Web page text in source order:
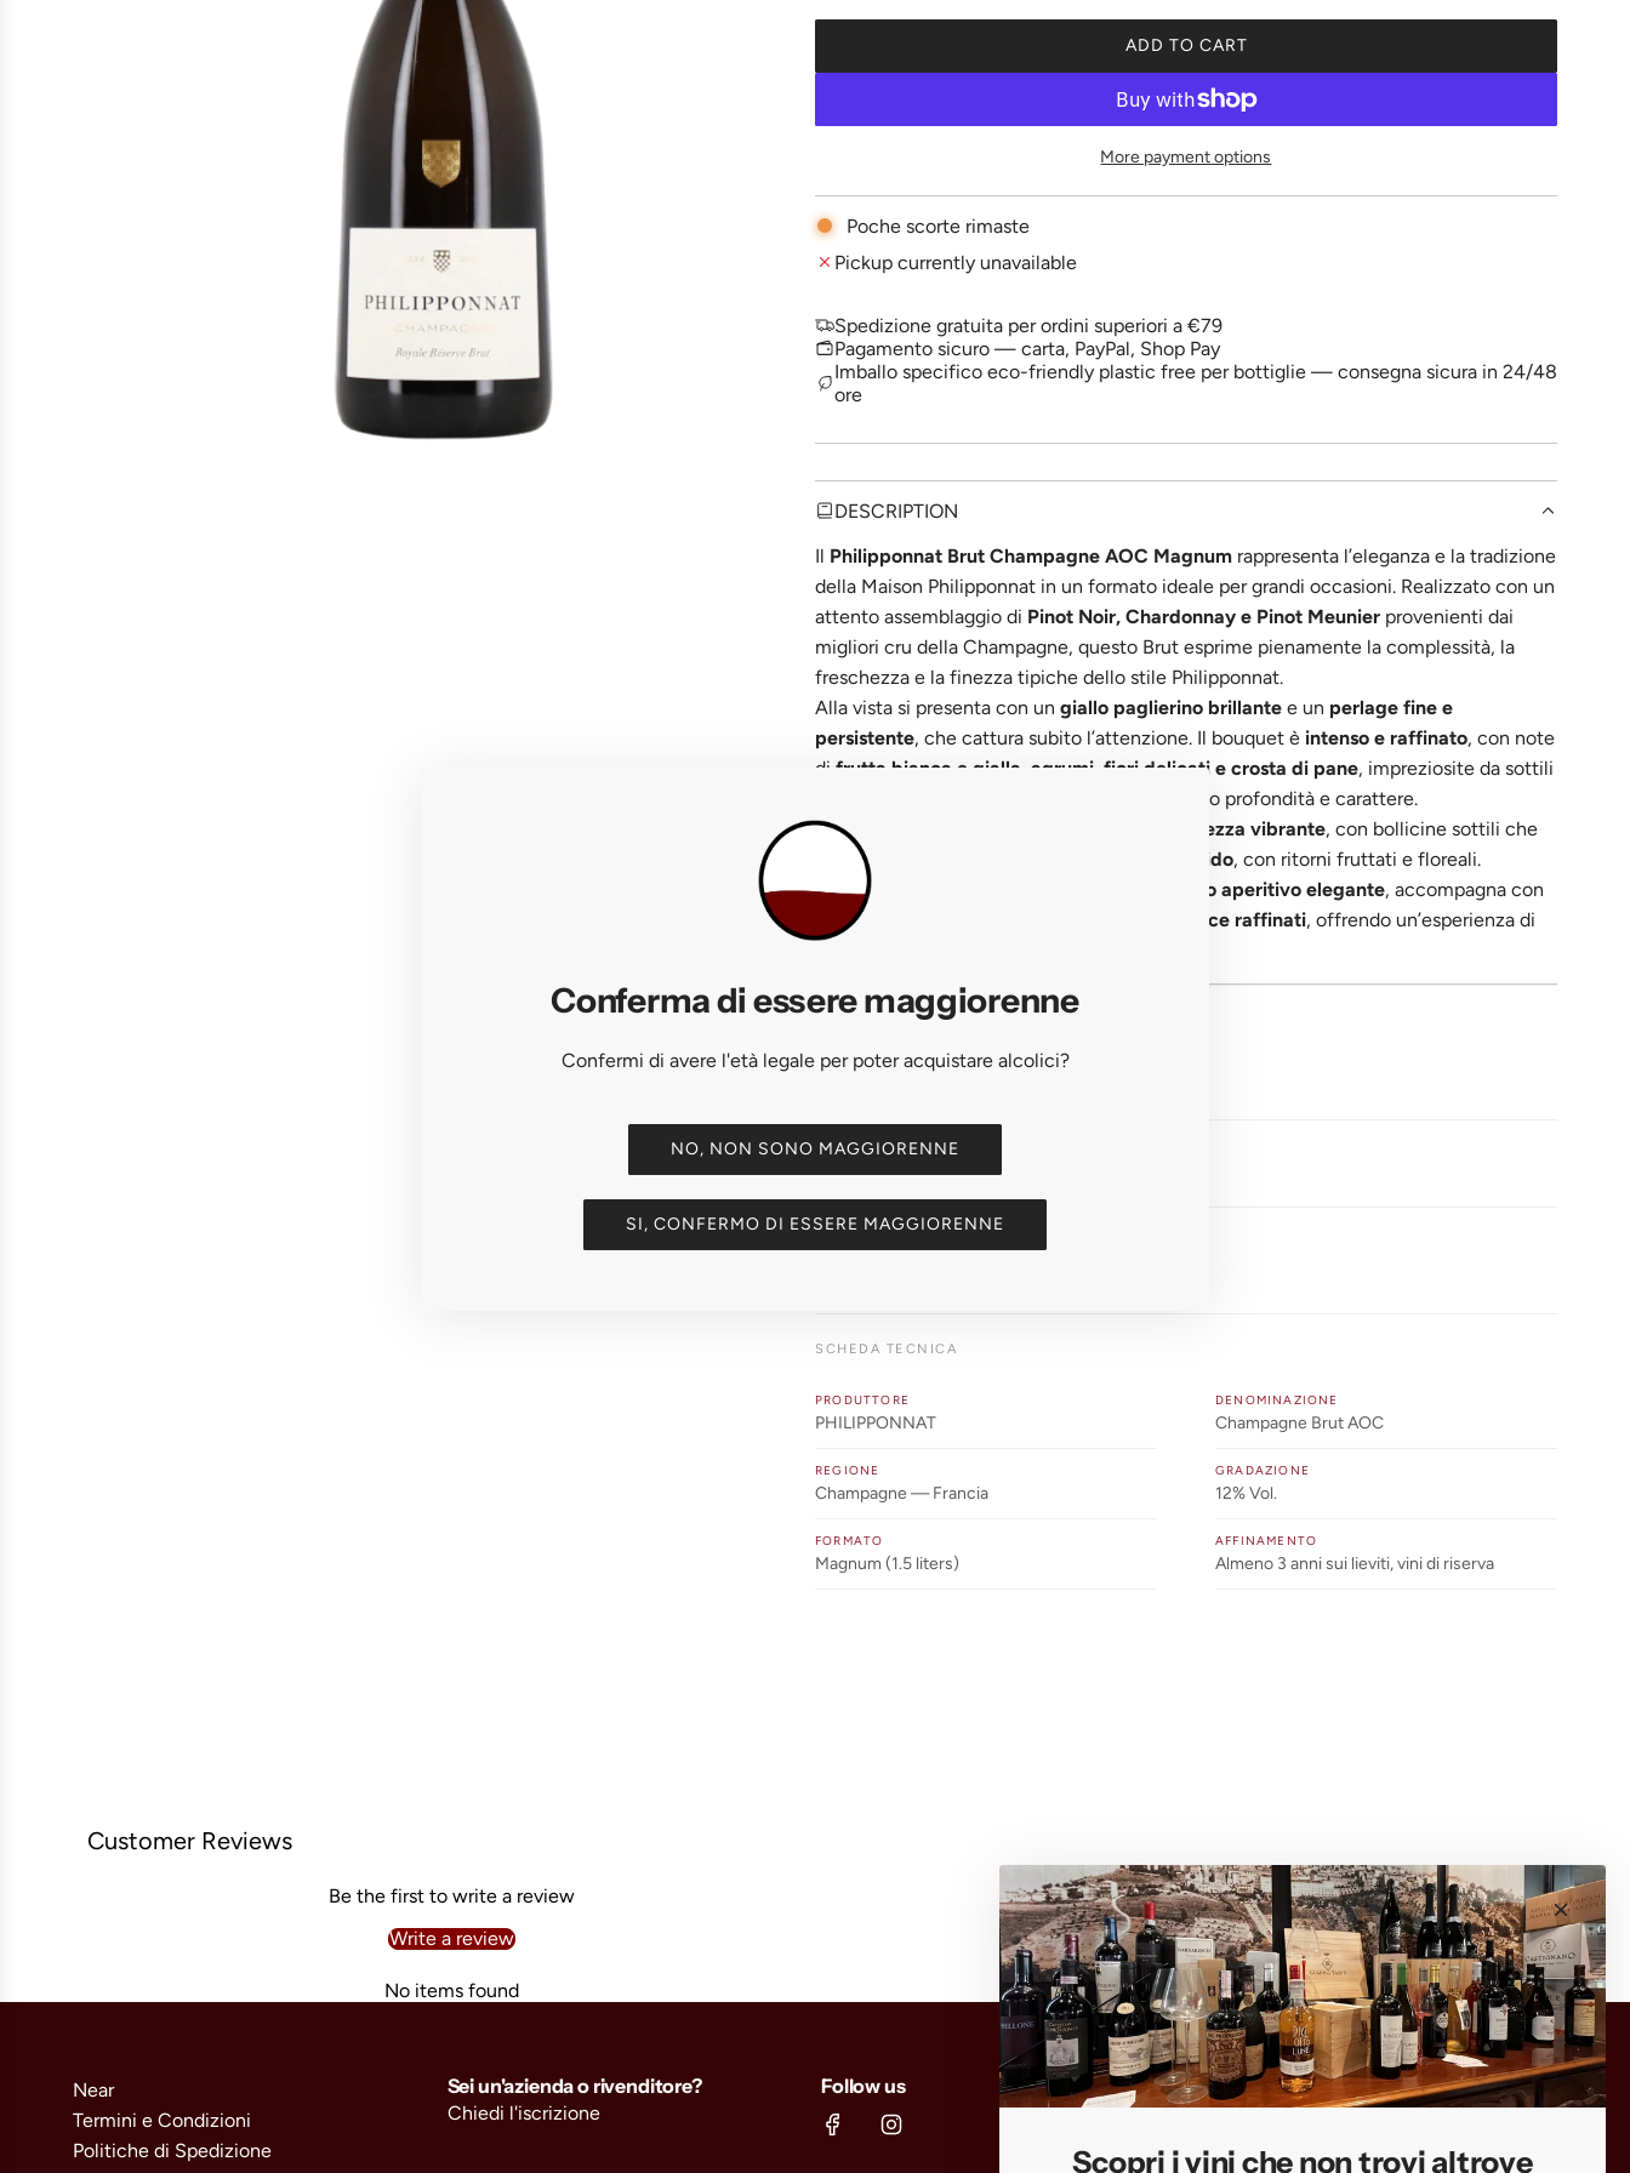
p
i
c
ADD TO CART
L
A
I
More payment options
Poche scorte rimaste
Pickup currently unavailable
Spedizione gratuita per ordini superiori a €79
Pagamento sicuro — carta, PayPal, Shop Pay
Imballo specifico eco-friendly plastic free per bottiglie — consegna sicura in 24/48
ore
DESCRIPTION
Il Philipponnat Brut Champagne AOC Magnum rappresenta l’eleganza e la tradizione
della Maison Philipponnat in un formato ideale per grandi occasioni. Realizzato con un
attento assemblaggio di Pinot Noir, Chardonnay e Pinot Meunier provenienti dai
migliori cru della Champagne, questo Brut esprime pienamente la complessità, la
freschezza e la finezza tipiche dello stile Philipponnat.
Alla vista si presenta con un giallo paglierino brillante e un perlage fine e
persistente, che cattura subito l’attenzione. Il bouquet è intenso e raffinato, con note
di frutta bianca e gialla, agrumi, fiori delicati e crosta di pane, impreziosite da sottili
accenni minerali e tostati che ne arricchiscono profondità e carattere.
Al palato rivela
cremosità, equilibrio e freschezza vibrante, con bollicine sottili che
sostengono un
finale lungo, armonioso e sapido, con ritorni fruttati e floreali.
Perfetto come
champagne da celebrazione o aperitivo elegante, accompagna con
grazia
crudi di mare, crostacei e piatti di pesce raffinati, offrendo un’esperienza di
NOTE DI DEGUSTAZIONE
👁
VISTA
👃
OLFATTO
Frutta a polpa gialla, agrumi, brioche, mineralità
👅
GUSTO
SCHEDA TECNICA
PRODUTTORE
PHILIPPONNAT
DENOMINAZIONE
Champagne Brut AOC
REGIONE
Champagne — Francia
GRADAZIONE
12% Vol.
FORMATO
Magnum (1.5 liters)
AFFINAMENTO
Almeno 3 anni sui lieviti, vini di riserva
Customer Reviews
Be the first to write a review
Write a review
No items found
Near
Termini e Condizioni
Politiche di Spedizione
Sei un'azienda o rivenditore?
Chiedi l'iscrizione
Follow us Scopri i vini che non trovi altrove
Iscriviti e ricevi il 10% di sconto sul primo
Scopri i vini che non trovi altrove
Conferma di essere maggiorenne
Confermi di avere l'età legale per poter acquistare alcolici?
NO, NON SONO MAGGIORENNE
SI, CONFERMO DI ESSERE MAGGIORENNE